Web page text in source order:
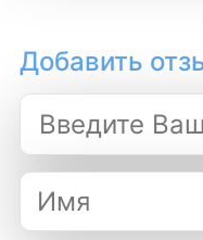
Добавить